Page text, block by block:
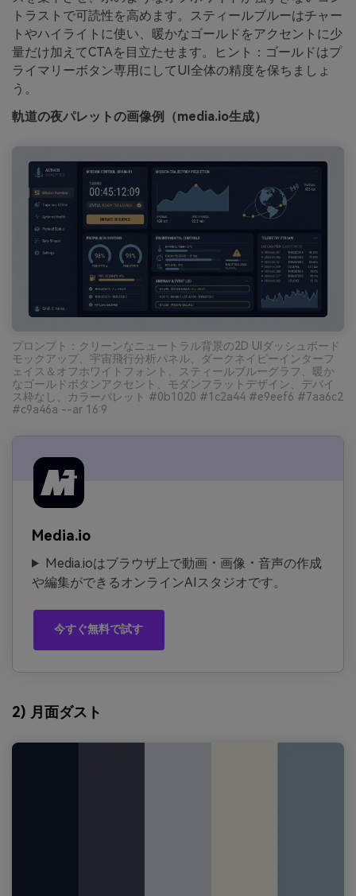
トラストで可読性を高めます。スティールブルーはチャー
トやハイライトに使い、暖かなゴールドをアクセントに少
量だけ加えてCTAを目立たせます。ヒント：ゴールドはプ
ライマリーボタン専用にしてUI全体の精度を保ちましょ
う。
軌道の夜パレットの画像例（media.io生成）
プロンプト：クリーンなニュートラル背景の2D UIダッシュボード
モックアップ、宇宙飛行分析パネル、ダークネイビーインターフ
ェイス＆オフホワイトフォント、スティールブルーグラフ、暖か
なゴールドボタンアクセント、モダンフラットデザイン、デバイ
ス枠なし、カラーパレット #0b1020 #1c2a44 #e9eef6 #7aa6c2
#c9a46a --ar 16:9
Media.io
Media.ioはブラウザ上で動画・画像・音声の作成
や編集ができるオンラインAIスタジオです。
今すぐ無料で試す
2) 月面ダスト